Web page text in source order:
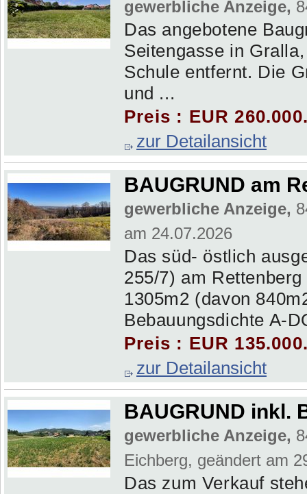
gewerbliche Anzeige,
Das angebotene
Seitengasse in
Schule entfernt. Die
und ...
Preis : EUR
zur Detailansicht
BAUGRUND am
gewerbliche Anzeige,
am 24.07.2026
Das süd- östlich
255/7) am
1305m2 (davon
Bebauungsdichte A-
Preis : EUR
zur Detailansicht
BAUGRUND inkl.
gewerbliche Anzeige,
Eichberg, geändert am
Das zum Verkauf